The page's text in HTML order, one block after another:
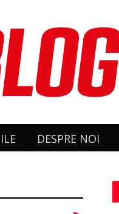
DESPRE NOI